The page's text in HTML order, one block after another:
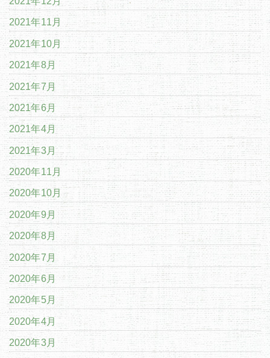
2021年11月
2021年10月
2021年8月
2021年7月
2021年6月
2021年4月
2021年3月
2020年11月
2020年10月
2020年9月
2020年8月
2020年7月
2020年6月
2020年5月
2020年4月
2020年3月